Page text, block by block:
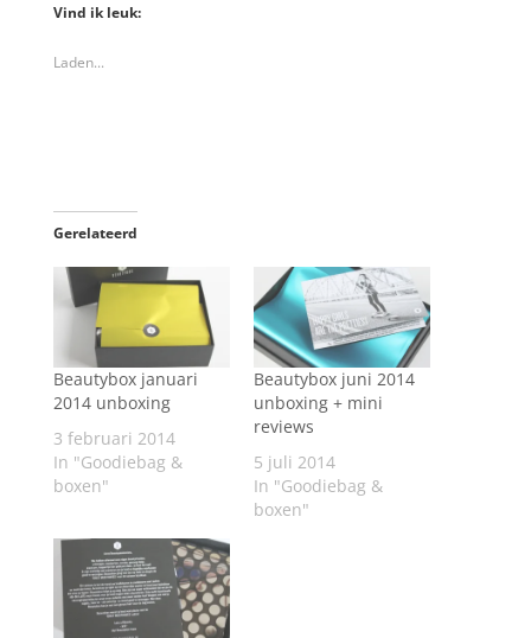
Vind ik leuk:
Laden...
Gerelateerd
Beautybox januari
2014 unboxing
3 februari 2014
In "Goodiebag &
boxen"
Beautybox juni 2014
unboxing + mini
reviews
5 juli 2014
In "Goodiebag &
boxen"